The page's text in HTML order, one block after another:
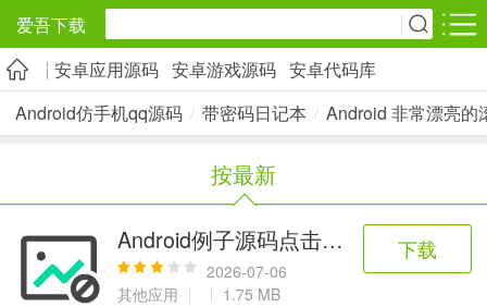
爱吾下载
安卓应用 安卓游戏
旅游出行
社交通讯
2千+款应用
影音播放
实用工具
2万+款应用
金融理财
2百+款应用
网上购物
安卓应用源码 安卓游戏源码 安卓代码库
Android仿手机qq源码 / 带密码日记本 / Android 非常漂亮的
按最新
Android例子源码点击换肤例子整体背
2026-07-06
其他应用
1.75 MB
下载